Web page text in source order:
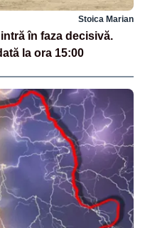
Stoica Marian
în faza decisivă.
la ora 15:00